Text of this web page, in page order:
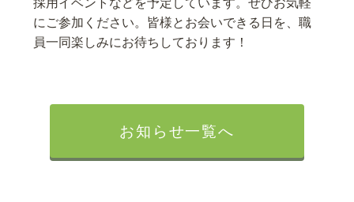
にご参加ください。皆様とお会いできる日を、職
員一同楽しみにお待ちしております！
お知らせ一覧へ